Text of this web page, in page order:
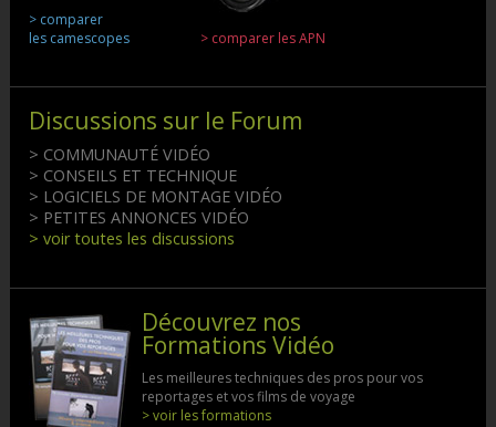
> comparer
les camescopes
> comparer les APN
Discussions sur le Forum
> COMMUNAUTÉ VIDÉO
> CONSEILS ET TECHNIQUE
> LOGICIELS DE MONTAGE VIDÉO
> PETITES ANNONCES VIDÉO
> voir toutes les discussions
Découvrez nos
Formations Vidéo
Les meilleures techniques des pros pour vos
reportages et vos films de voyage
> voir les formations